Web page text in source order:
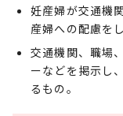
妊産婦が交通機
産婦への配慮を
交通機関、職場
ーなどを掲示し
るもの。